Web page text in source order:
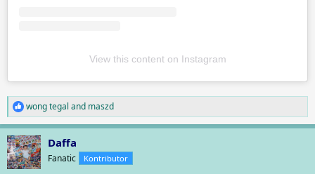
View this content on Instagram
R
e
a
c
t
i
wong tegal and maszd
Daffa
Fanatic Kontributor